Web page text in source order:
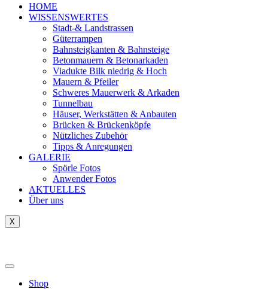
HOME
WISSENSWERTES
Stadt-& Landstrassen
Güterrampen
Bahnsteigkanten & Bahnsteige
Betonmauern & Betonarkaden
Viadukte Bilk niedrig & Hoch
Mauern & Pfeiler
Schweres Mauerwerk & Arkaden
Tunnelbau
Häuser, Werkstätten & Anbauten
Brücken & Brückenköpfe
Nützliches Zubehör
Tipps & Anregungen
GALERIE
Spörle Fotos
Anwender Fotos
AKTUELLES
Über uns
X
Shop